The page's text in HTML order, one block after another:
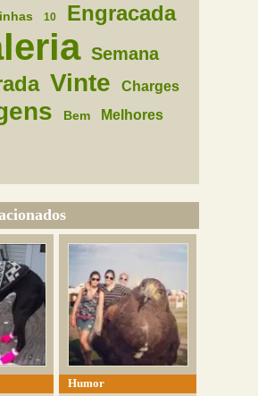
10 Engracada
Semana
Vinte Charges
Bem Melhores
Humor